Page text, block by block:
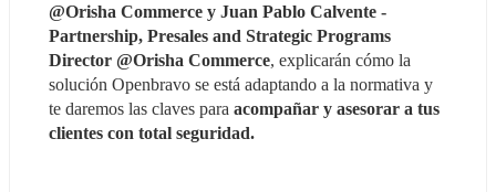
@Orisha Commerce y Juan Pablo Calvente -
Partnership, Presales and Strategic Programs
Director @Orisha Commerce, explicarán cómo la
solución Openbravo se está adaptando a la normativa y
te daremos las claves para acompañar y asesorar a tus
clientes con total seguridad.